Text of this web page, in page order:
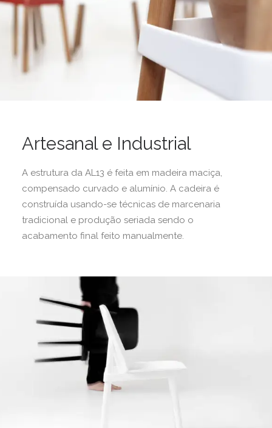
Artesanal e Industrial
A estrutura da AL13 é feita em madeira maciça,
compensado curvado e alumínio. A cadeira é
construída usando-se técnicas de marcenaria
tradicional e produção seriada sendo o
acabamento final feito manualmente.